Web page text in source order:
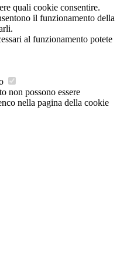
quali cookie consentire.
il funzionamento della
al funzionamento potete
non possono essere
nella pagina della cookie